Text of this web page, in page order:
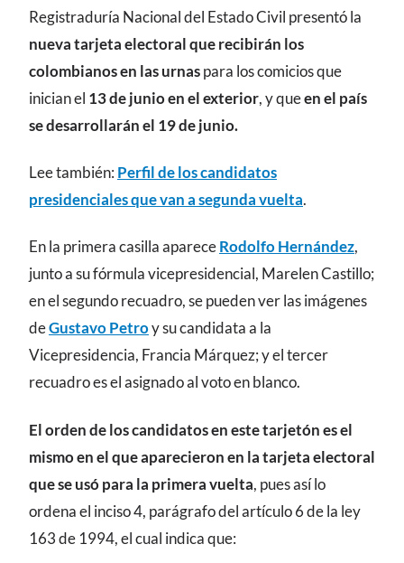
Registraduría Nacional del Estado Civil presentó la
nueva tarjeta electoral que recibirán los
colombianos en las urnaspara los comicios que
inician el 13 de junio en el exterior, y queen el país
se desarrollarán el 19 de junio.
Lee también: Perfil de los candidatos
presidenciales que van a segunda vuelta.
En la primera casilla apareceRodolfo Hernández,
junto a su fórmula vicepresidencial, Marelen Castillo;
en el segundo recuadro, se pueden ver las imágenes
deGustavo Petroy su candidata a la
Vicepresidencia, Francia Márquez; y el tercer
recuadro es el asignado al voto en blanco.
El orden de los candidatos en este tarjetón es el
mismo en el que aparecieron en la tarjeta electoral
que se usó para la primera vuelta, pues así lo
ordena el inciso 4, parágrafo del artículo 6 de la ley
163 de 1994, el cual indica que: